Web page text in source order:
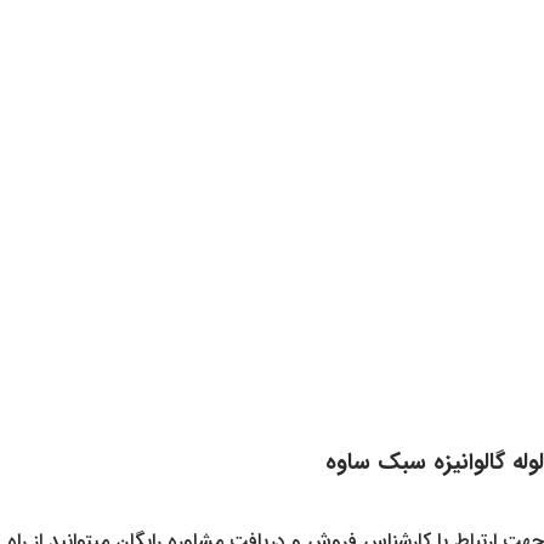
لوله گالوانیزه سبک ساوه